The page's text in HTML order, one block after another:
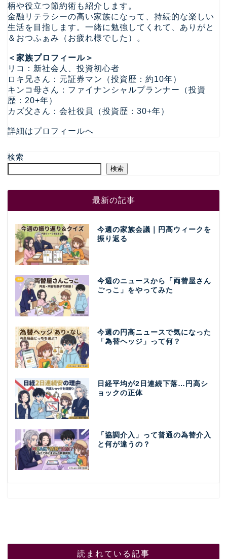
柄や役立つ節約術も紹介します。
金融リテラシーの高い家族になって、持続的な楽しい
生活を目指します。一緒に勉強してくれて、ありがと
＆おつふぁみ（お疲れ様でした）。
＜家族プロフィール＞
リコ：新社会人、投資初心者
ロキ兄さん：元証券マン（投資歴：約10年）
キンコ母さん：ファイナンシャルプランナー（投資
歴：20+年）
カズ父さん：会社役員（投資歴：30+年）
詳細はプロフィールへ
検索
検索
最新の記事
今週の家族会議｜円高ウィークを
振り返る
今週のニュースから「両替屋さん
ごっこ」をやってみた
今週の円高ニュースで気になった
「為替ヘッジ」って何？
日経平均が2日連続下落…円高シ
ョックの正体
「協調介入」って普通の為替介入
と何が違うの？
読まれている記事